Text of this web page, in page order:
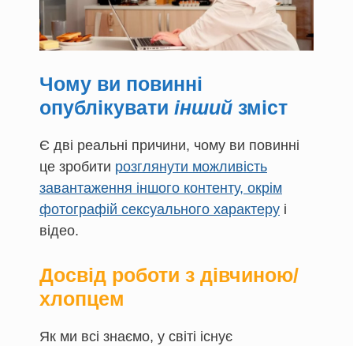
Чому ви повинні
опублікувати інший зміст
Є дві реальні причини, чому ви повинні
це зробити розглянути можливість
завантаження іншого контенту, окрім
фотографій сексуального характеру і
відео.
Досвід роботи з дівчиною/
хлопцем
Як ми всі знаємо, у світі існує